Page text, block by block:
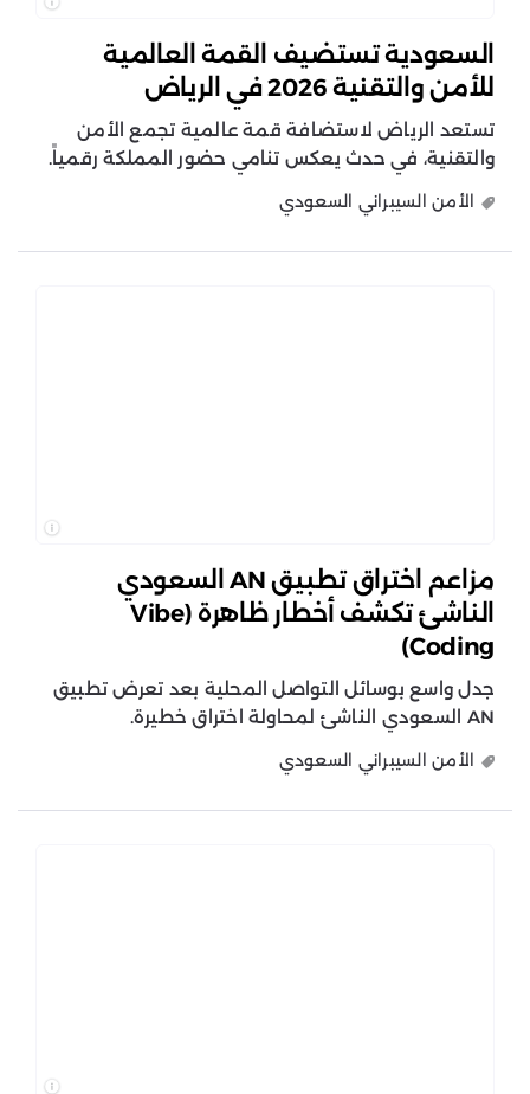
السعودية تستضيف القمة العالمية
للأمن والتقنية 2026 في الرياض
تستعد الرياض لاستضافة قمة عالمية تجمع الأمن
والتقنية، في حدث يعكس تنامي حضور المملكة رقمياً.
الأمن السيبراني السعودي
مزاعم اختراق تطبيق AN السعودي
الناشئ تكشف أخطار ظاهرة (Vibe
Coding)
جدل واسع بوسائل التواصل المحلية بعد تعرض تطبيق
AN السعودي الناشئ لمحاولة اختراق خطيرة.
الأمن السيبراني السعودي